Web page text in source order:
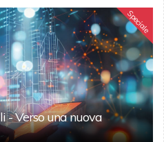
Speciale
- Verso una nuova